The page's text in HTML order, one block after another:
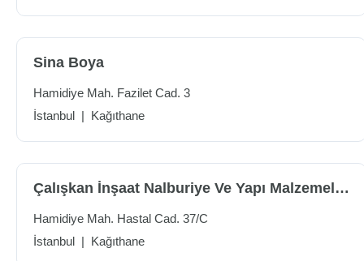
Sina Boya
Hamidiye Mah. Fazilet Cad. 3
İstanbul | Kağıthane
Çalışkan İnşaat Nalburiye Ve Yapı Malzemeleri
Hamidiye Mah. Hastal Cad. 37/C
İstanbul | Kağıthane